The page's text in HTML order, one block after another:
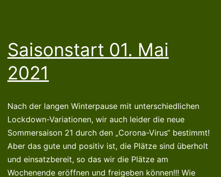
Saisonstart 01. Mai
2021
Nach der langen Winterpause mit unterschiedlichen
Lockdown-Variationen, wir auch leider die neue
Sommersaison 21 durch den „Corona-Virus“ bestimmt!
Aber das gute und positiv ist, die Plätze sind überholt
und einsatzbereit, so das wir die Plätze am
Wochenende eröffnen und freigeben können!!! Wie